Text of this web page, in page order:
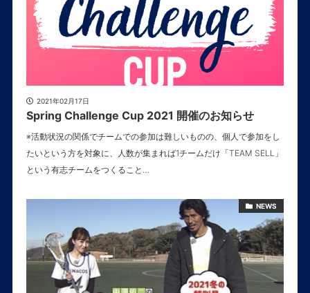
2021年02月17日
Spring Challenge Cup 2021 開催のお知らせ
※活動状況の関係でチームでの参加は難しいものの、個人で参加をし
たいという方を対象に、人数が集まれば1チームだけ「TEAM SELL」
という有志チームをつくること…
NEWS